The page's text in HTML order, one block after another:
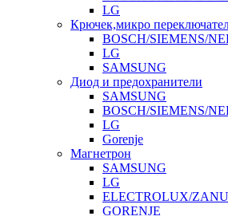
LG
Крючек,микро
BOSCH/SIEMENS/
LG
SAMSUNG
Диод и предохранители
SAMSUNG
BOSCH/SIEMENS/
LG
Gorenje
Магнетрон
SAMSUNG
LG
ELECTROLUX/
GORENJE